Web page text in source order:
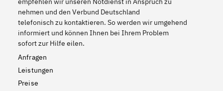
nehmen und den Verbund Deutschland
telefonisch zu kontaktieren. So werden wir umgehend
informiert und können Ihnen bei Ihrem Problem
sofort zur Hilfe eilen.
Anfragen
Leistungen
Preise